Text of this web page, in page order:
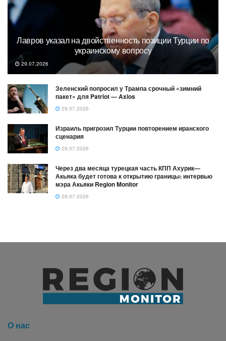
Лавров указал на двойственность позиции Турции по
украинскому вопросу
29.07.2026
Зеленский попросил у Трампа срочный «зимний
пакет» для Patriot — Axios
29.07.2026
Израиль пригрозил Турции повторением иранского
сценария
29.07.2026
Через два месяца турецкая часть КПП Ахурик—
Акьяка будет готова к открытию границы։ интервью
мэра Акьяки Region Monitor
28.07.2026
О нас